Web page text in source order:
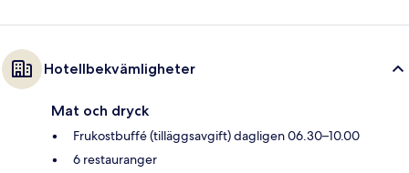
Hotellbekvämligheter
Mat och dryck
Frukostbuffé (tilläggsavgift) dagligen 06.30–10.00
6 restauranger